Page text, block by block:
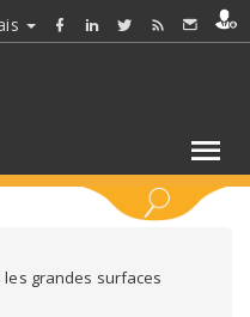
grandes surfaces